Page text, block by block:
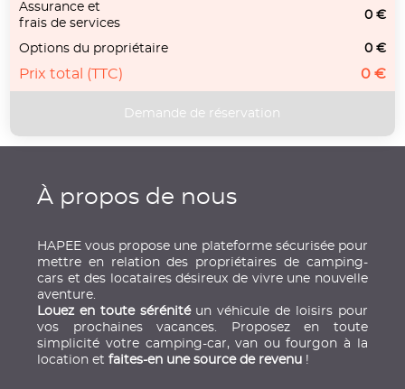
Assurance et
frais de services
0 €
Options du propriétaire 0 €
Prix total (TTC) 0 €
À propos de nous
HAPEE vous propose une plateforme sécurisée pour
mettre en relation des propriétaires de camping-
cars et des locataires désireux de vivre une nouvelle
aventure.
Louez en toute sérénitéun véhicule de loisirs pour
vos prochaines vacances. Proposez en toute
simplicité votre camping-car, van ou fourgon à la
location etfaites-en une source de revenu !